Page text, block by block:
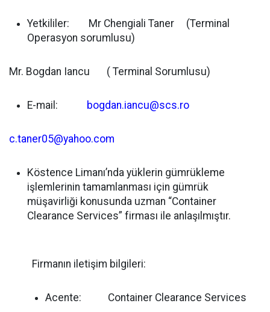
Yetkililer: Mr Chengiali Taner (Terminal
Operasyon sorumlusu)
Mr. Bogdan Iancu ( Terminal Sorumlusu)
E-mail: bogdan.iancu@scs.ro
c.taner05@yahoo.com
Köstence Limanı’nda yüklerin gümrükleme
işlemlerinin tamamlanması için gümrük
müşavirliği konusunda uzman “Container
Clearance Services” firması ile anlaşılmıştır.
Firmanın iletişim bilgileri:
Acente: Container Clearance Services